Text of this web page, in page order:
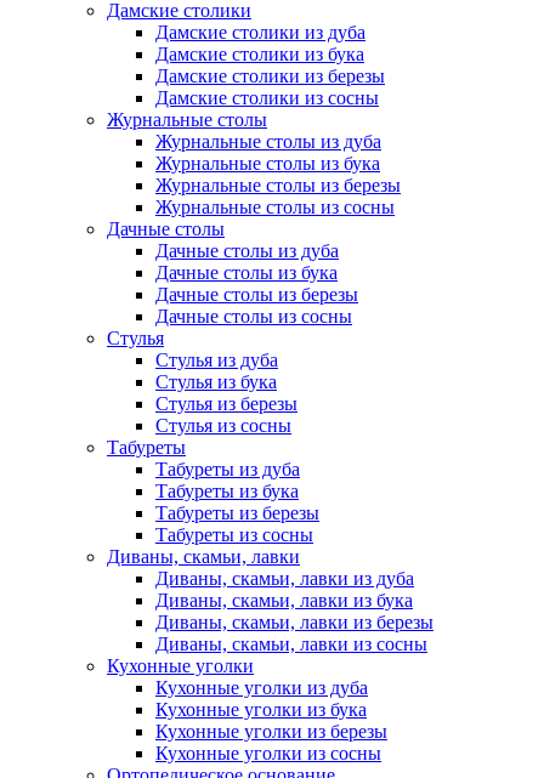
Дамские столики
Дамские столики из дуба
Дамские столики из бука
Дамские столики из березы
Дамские столики из сосны
Журнальные столы
Журнальные столы из дуба
Журнальные столы из бука
Журнальные столы из березы
Журнальные столы из сосны
Дачные столы
Дачные столы из дуба
Дачные столы из бука
Дачные столы из березы
Дачные столы из сосны
Стулья
Стулья из дуба
Стулья из бука
Стулья из березы
Стулья из сосны
Табуреты
Табуреты из дуба
Табуреты из бука
Табуреты из березы
Табуреты из сосны
Диваны, скамьи, лавки
Диваны, скамьи, лавки из дуба
Диваны, скамьи, лавки из бука
Диваны, скамьи, лавки из березы
Диваны, скамьи, лавки из сосны
Кухонные уголки
Кухонные уголки из дуба
Кухонные уголки из бука
Кухонные уголки из березы
Кухонные уголки из сосны